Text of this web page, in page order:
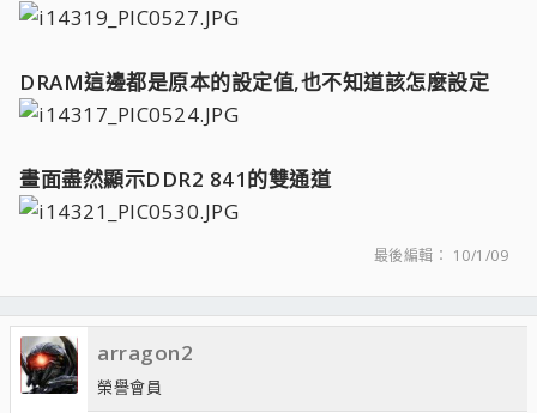
DRAM這邊都是原本的設定值,也不知道該怎麼設定
畫面盡然顯示DDR2 841的雙通道
最後編輯： 10/1/09
arragon2
榮譽會員